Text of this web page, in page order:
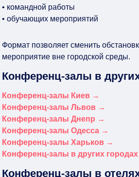
• командной работы
• обучающих мероприятий
Формат позволяет сменить
мероприятие вне городской среды.
Конференц-залы в
Конференц-залы Киев →
Конференц-залы Львов →
Конференц-залы Днепр →
Конференц-залы Одесса →
Конференц-залы Харьков →
Конференц-залы в других
Конференц-залы в